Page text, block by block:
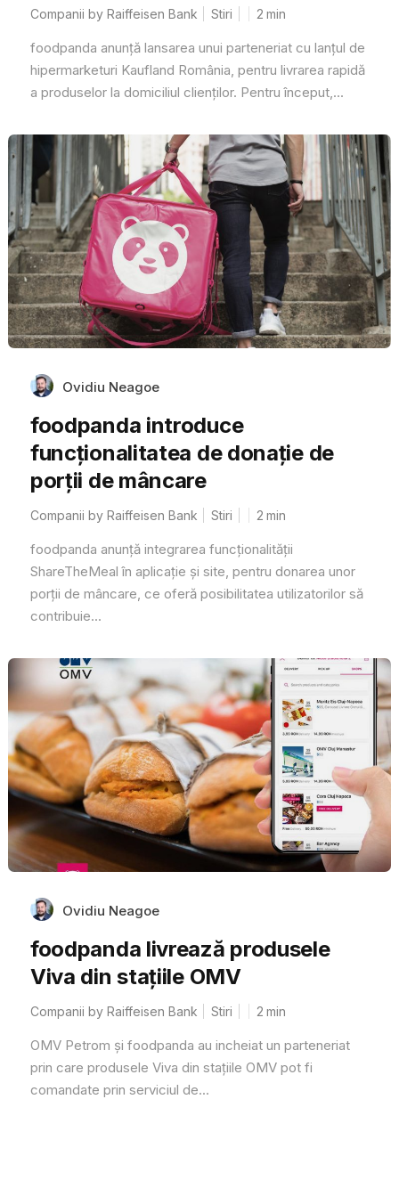
Companii by Raiffeisen Bank Stiri 2 min
foodpanda anunță lansarea unui parteneriat cu lanțul de
hipermarketuri Kaufland România, pentru livrarea rapidă
a produselor la domiciliul clienților. Pentru început,...
Ovidiu Neagoe
foodpanda introduce
funcționalitatea de donație de
porții de mâncare
Companii by Raiffeisen Bank Stiri 2 min
foodpanda anunță integrarea funcționalității
ShareTheMeal în aplicație și site, pentru donarea unor
porții de mâncare, ce oferă posibilitatea utilizatorilor să
contribuie...
Ovidiu Neagoe
foodpanda livrează produsele
Viva din stațiile OMV
Companii by Raiffeisen Bank Stiri 2 min
OMV Petrom și foodpanda au incheiat un parteneriat
prin care produsele Viva din stațiile OMV pot fi
comandate prin serviciul de...